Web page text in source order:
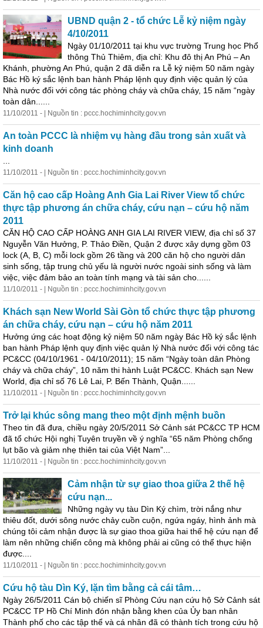
UBND quận 2 - tổ chức Lễ kỷ niệm ngày
4/10/2011
Ngày 01/10/2011 tại khu vực trường Trung học Phổ
thông Thủ Thiêm, địa chỉ: Khu đô thị An Phú – An
Khánh, phường An Phú, quận 2 đã diễn ra Lễ kỷ niệm 50 năm ngày
Bác Hồ ký sắc lệnh ban hành Pháp lệnh quy định việc quản lý của
Nhà nước đối với công tác phòng cháy và chữa cháy, 15 năm “ngày
toàn dân......
11/10/2011 - | Nguồn tin : pccc.hochiminhcity.gov.vn
An toàn PCCC là nhiệm vụ hàng đầu trong sản xuất và
kinh doanh
11/10/2011 - | Nguồn tin : pccc.hochiminhcity.gov.vn
Căn hộ cao cấp Hoàng Anh Gia Lai River View tổ chức
thực tập phương án chữa cháy, cứu nạn – cứu hộ năm
2011
CĂN HỘ CAO CẤP HOÀNG ANH GIA LAI RIVER VIEW, địa chỉ số 37
Nguyễn Văn Hưởng, P. Thảo Điền, Quận 2 được xây dựng gồm 03
lock (A, B, C) mỗi lock gồm 26 tầng và 200 căn hộ cho người dân
sinh sống, tập trung chủ yếu là người nước ngoài sinh sống và làm
việc, việc đảm bảo an toàn tính mạng và tài sản cho......
11/10/2011 - | Nguồn tin : pccc.hochiminhcity.gov.vn
Khách sạn New World Sài Gòn tổ chức thực tập phương
án chữa cháy, cứu nạn – cứu hộ năm 2011
Hưởng ứng các hoạt động kỷ niệm 50 năm ngày Bác Hồ ký sắc lệnh
ban hành Pháp lệnh quy định việc quản lý Nhà nước đối với công tác
PC&CC (04/10/1961 - 04/10/2011); 15 năm “Ngày toàn dân Phòng
cháy và chữa cháy”, 10 năm thi hành Luật PC&CC. Khách sạn New
World, địa chỉ số 76 Lê Lai, P. Bến Thành, Quận......
11/10/2011 - | Nguồn tin : pccc.hochiminhcity.gov.vn
Trở lại khúc sông mang theo một định mệnh buồn
Theo tin đã đưa, chiều ngày 20/5/2011 Sở Cảnh sát PC&CC TP HCM
đã tổ chức Hội nghị Tuyên truyền về ý nghĩa “65 năm Phòng chống
lụt bão và giảm nhẹ thiên tai của Việt Nam”...
11/10/2011 - | Nguồn tin : pccc.hochiminhcity.gov.vn
Cảm nhận từ sự giao thoa giữa 2 thế hệ
cứu nạn...
Những ngày vụ tàu Dìn Ký chìm, trời nắng như
thiêu đốt, dưới sông nước chảy cuồn cuộn, ngứa ngáy, hình ảnh mà
chúng tôi cảm nhận được là sự giao thoa giữa hai thế hệ cứu nạn để
làm nên những chiến công mà không phải ai cũng có thể thực hiện
được....
11/10/2011 - | Nguồn tin : pccc.hochiminhcity.gov.vn
Cứu hộ tàu Dìn Ký, lặn tìm bằng cả cái tâm…
Ngày 26/5/2011 Cán bộ chiến sĩ Phòng Cứu nạn cứu hộ Sở Cảnh sát
PC&CC TP Hồ Chí Minh đón nhận bằng khen của Ủy ban nhân
Thành phố cho các tập thể và cá nhân đã có thành tích trong cứu hộ